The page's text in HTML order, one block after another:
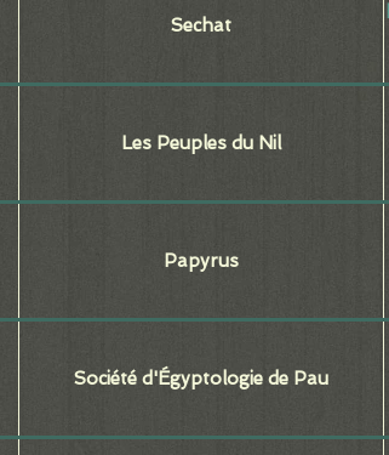
Sechat
Les Peuples du Nil
Papyrus
Société d'Égyptologie de Pau